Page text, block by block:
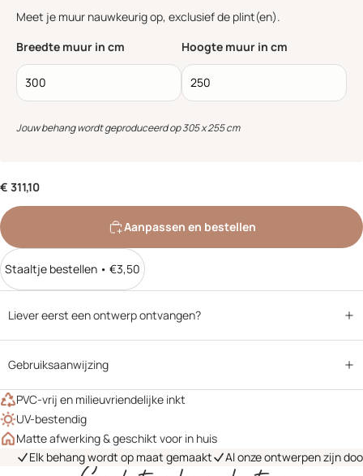
Meet je muur nauwkeurig op, exclusief de plint(en).
Breedte muur in cm
Hoogte muur in cm
Jouw behang wordt geproduceerd op 305 x 255 cm
€ 311,10
Aanpassen en bestellen
Staaltje bestellen • €3,50
Liever eerst een ontwerp ontvangen?
Gebruiksaanwijzing
PVC-vrij en milieuvriendelijke inkt
UV-bestendig
Matte afwerking & geschikt voor in huis
Elk behang wordt op maat gemaakt
Al onze ontwerpen zijn